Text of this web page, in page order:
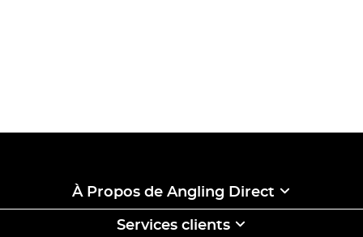
À Propos de Angling Direct
Services clients